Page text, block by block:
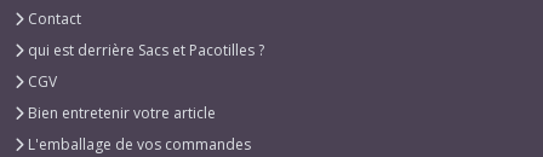
Contact
qui est derrière Sacs et Pacotilles ?
CGV
Bien entretenir votre article
L'emballage de vos commandes